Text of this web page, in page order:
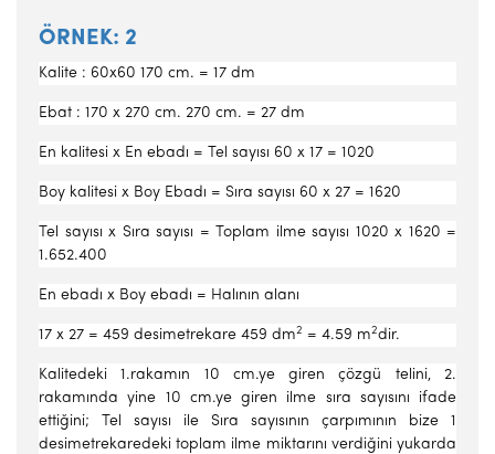
ÖRNEK: 2
Kalite : 60x60 170 cm. = 17 dm
Ebat : 170 x 270 cm. 270 cm. = 27 dm
En kalitesi x En ebadı = Tel sayısı 60 x 17 = 1020
Boy kalitesi x Boy Ebadı = Sıra sayısı 60 x 27 = 1620
Tel sayısı x Sıra sayısı = Toplam ilme sayısı 1020 x 1620 =
1.652.400
En ebadı x Boy ebadı = Halının alanı
17 x 27 = 459 desimetrekare 459 dm2 = 4.59 m2dir.
Kalitedeki 1.rakamın 10 cm.ye giren çözgü telini, 2.
rakamında yine 10 cm.ye giren ilme sıra sayısını ifade
ettiğini; Tel sayısı ile Sıra sayısının çarpımının bize 1
desimetrekaredeki toplam ilme miktarını verdiğini yukarda